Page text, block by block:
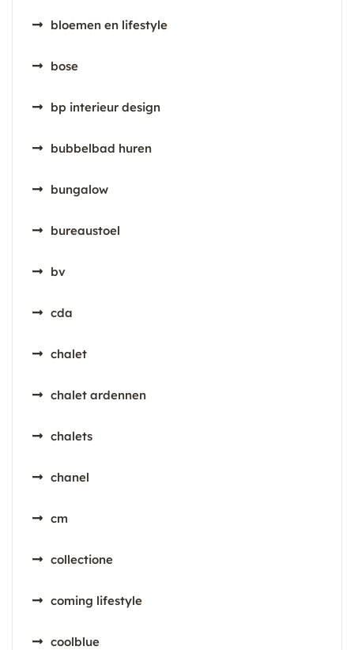
bloemen en lifestyle
bose
bp interieur design
bubbelbad huren
bungalow
bureaustoel
bv
cda
chalet
chalet ardennen
chalets
chanel
cm
collectione
coming lifestyle
coolblue